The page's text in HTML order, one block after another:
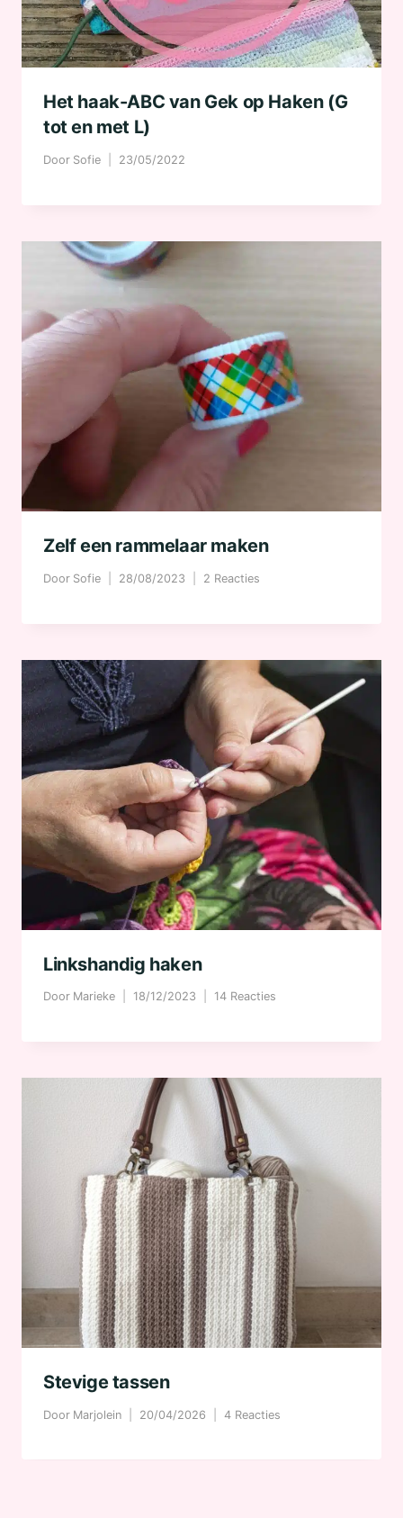
Het haak-ABC van Gek op Haken (G
tot en met L)
Door Sofie 23/05/2022
Zelf een rammelaar maken
Door Sofie 28/08/2023 2 Reacties
Linkshandig haken
Door Marieke 18/12/2023 14 Reacties
Stevige tassen
Door Marjolein 20/04/2026 4 Reacties